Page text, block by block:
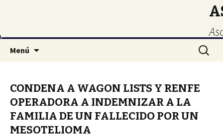
Menú Buscar:
CONDENA A WAGON LISTS Y RENFE
OPERADORA A INDEMNIZAR A LA
FAMILIA DE UN FALLECIDO POR UN
MESOTELIOMA